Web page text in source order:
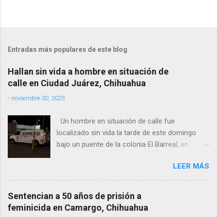
Entradas más populares de este blog
Hallan sin vida a hombre en situación de
calle en Ciudad Juárez, Chihuahua
-noviembre 30, 2025
Un hombre en situación de calle fue
localizado sin vida la tarde de este domingo
bajo un puente de la colonia El Barreal, en
de las calles 20 de Noviembre y Ramón Corona,
donde vecinos reportaron la presencia del
cuerpo. Elementos ministeriales y peritos de la
Fiscalía Zona Norte confirmaron que el
fallecido no presentaba huellas de violencia.
LEER MÁS
Sentencian a 50 años de prisión a
feminicida en Camargo, Chihuahua